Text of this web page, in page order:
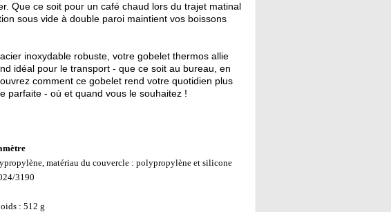
Que ce soit pour un café chaud lors du trajet matinal
sous vide à double paroi maintient vos boissons
inoxydable robuste, votre gobelet thermos allie
idéal pour le transport - que ce soit au bureau, en
comment ce gobelet rend votre quotidien plus
parfaite - où et quand vous le souhaitez !
matériau du couvercle : polypropylène et silicone
3190
: 512 g